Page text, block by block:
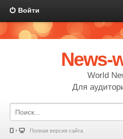
Войти
News-
World
Для
Полная версия сайта